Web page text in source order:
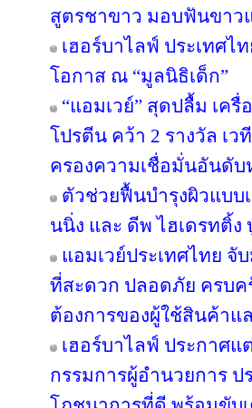
สูตรชาขาว มอบฟันขาว
เฮอร์บาไลฟ์ ประเทศ
โอกาส ณ “มูลนิธิเด็ก”
“แอมเวย์” สุดปลื้ม เค
โปรตีน คว้า 2 รางวัล เวที
ครองความเชื่อมั่นอันดับ
ตัวช่วยฟื้นบำรุงผิวแบบ
นนิ่ง และ ดีพ ไฮเดรทติ้ง
แอมเวย์ประเทศไทย
ที่สะดวก ปลอดภัย ครบค
ต้องการของผู้ใช้สินค้าแ
เฮอร์บาไลฟ์ ประกาศแ
กรรมการผู้อำนวยการ